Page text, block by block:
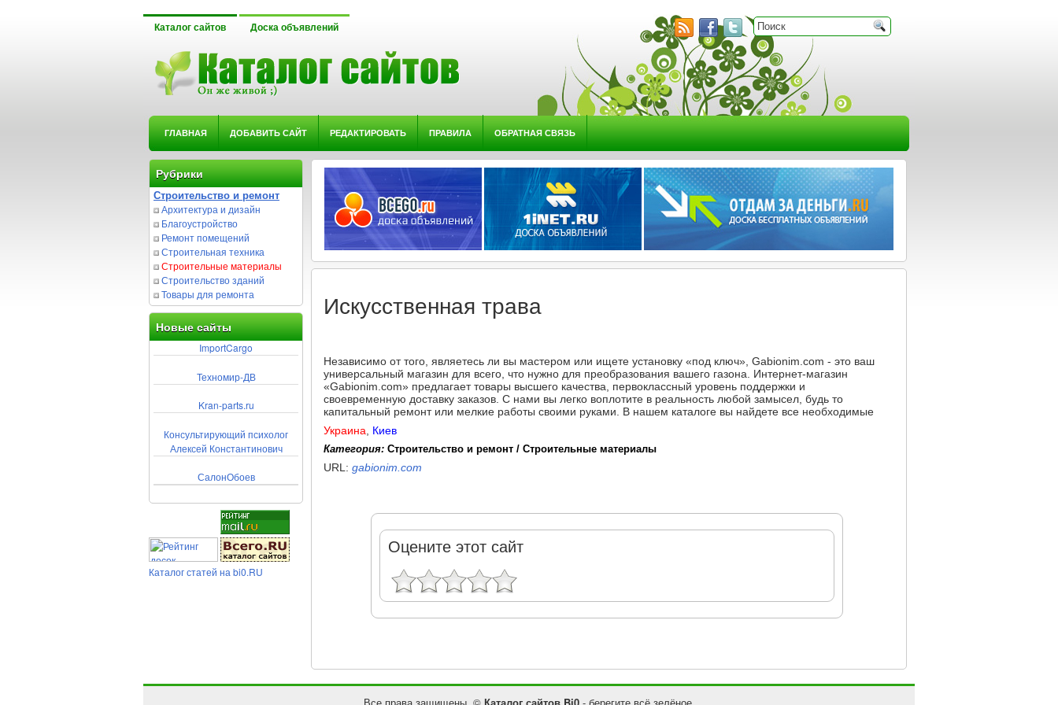
Каталог сайтов Доска объявлений
ГЛАВНАЯ ДОБАВИТЬ САЙТ РЕДАКТИРОВАТЬ ПРАВИЛА ОБРАТНАЯ СВЯЗЬ
Рубрики
Строительство и ремонт
Архитектура и дизайн
Благоустройство
Ремонт помещений
Строительная техника
Строительные материалы
Строительство зданий
Товары для ремонта
Новые сайты
ImportCargo
Техномир-ДВ
Kran-parts.ru
Консультирующий психолог
Алексей Константинович
СалонОбоев
Каталог статей на bi0.RU
Искусственная трава
Независимо от того, являетесь ли вы мастером или ищете установку «под ключ», Gabionim.com - это ваш
универсальный магазин для всего, что нужно для преобразования вашего газона. Интернет-магазин
«Gabionim.com» предлагает товары высшего качества, первоклассный уровень поддержки и
своевременную доставку заказов. С нами вы легко воплотите в реальность любой замысел, будь то
капитальный ремонт или мелкие работы своими руками. В нашем каталоге вы найдете все необходимые
Украина
Киев
Категория: Строительство и ремонт / Строительные материалы
URL: gabionim.com
Оцените этот сайт